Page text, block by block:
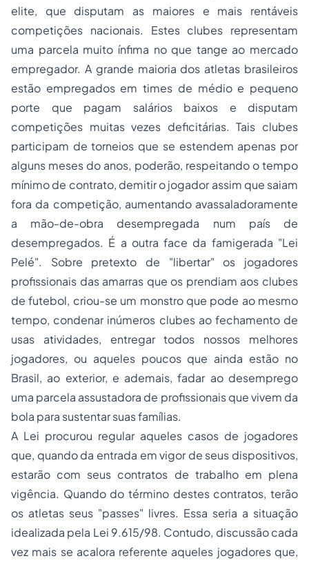
elite, que disputam as maiores e mais rentáveis
competições nacionais. Estes clubes representam
uma parcela muito ínfima no que tange ao mercado
empregador. A grande maioria dos atletas brasileiros
estão empregados em times de médio e pequeno
porte que pagam salários baixos e disputam
competições muitas vezes deficitárias. Tais clubes
participam de torneios que se estendem apenas por
alguns meses do anos, poderão, respeitando o tempo
mínimo de contrato, demitir o jogador assim que saiam
fora da competição, aumentando avassaladoramente
a mão-de-obra desempregada num país de
desempregados. É a outra face da famigerada "Lei
Pelé". Sobre pretexto de "libertar" os jogadores
profissionais das amarras que os prendiam aos clubes
de futebol, criou-se um monstro que pode ao mesmo
tempo, condenar inúmeros clubes ao fechamento de
usas atividades, entregar todos nossos melhores
jogadores, ou aqueles poucos que ainda estão no
Brasil, ao exterior, e ademais, fadar ao desemprego
uma parcela assustadora de profissionais que vivem da
bola para sustentar suas famílias.
A Lei procurou regular aqueles casos de jogadores
que, quando da entrada em vigor de seus dispositivos,
estarão com seus contratos de trabalho em plena
vigência. Quando do término destes contratos, terão
os atletas seus "passes" livres. Essa seria a situação
idealizada pela Lei 9.615/98. Contudo, discussão cada
vez mais se acalora referente aqueles jogadores que,